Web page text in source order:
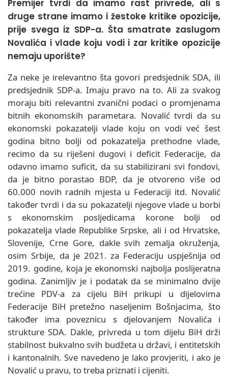
Premijer tvrdi da imamo rast privrede, ali s
druge strane imamo i žestoke kritike opozicije,
prije svega iz SDP-a. Šta smatrate zaslugom
Novalića i vlade koju vodi i zar kritike opozicije
nemaju uporište?
Za neke je irelevantno šta govori predsjednik SDA, ili
predsjednik SDP-a. Imaju pravo na to. Ali za svakog
moraju biti relevantni zvanični podaci o promjenama
bitnih ekonomskih parametara. Novalić tvrdi da su
ekonomski pokazatelji vlade koju on vodi već šest
godina bitno bolji od pokazatelja prethodne vlade,
recimo da su riješeni dugovi i deficit Federacije, da
odavno imamo suficit, da su stabilizirani svi fondovi,
da je bitno porastao BDP, da je otvoreno više od
60.000 novih radnih mjesta u Federaciji itd. Novalić
također tvrdi i da su pokazatelji njegove vlade u borbi
s ekonomskim posljedicama korone bolji od
pokazatelja vlade Republike Srpske, ali i od Hrvatske,
Slovenije, Crne Gore, dakle svih zemalja okruženja,
osim Srbije, da je 2021. za Federaciju uspješnija od
2019. godine, koja je ekonomski najbolja poslijeratna
godina. Zanimljiv je i podatak da se minimalno dvije
trećine PDV-a za cijelu BiH prikupi u dijelovima
Federacije BiH pretežno naseljenim Bošnjacima, što
također ima poveznicu s djelovanjem Novalića i
strukture SDA. Dakle, privreda u tom dijelu BiH drži
stabilnost bukvalno svih budžeta u državi, i entitetskih
i kantonalnih. Sve navedeno je lako provjeriti, i ako je
Novalić u pravu, to treba priznati i cijeniti.